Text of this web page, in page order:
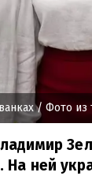
/ Фото из
ней